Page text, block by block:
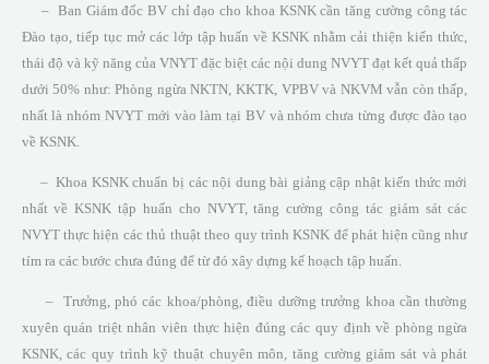
– Ban Giám đốc BV chỉ đạo cho khoa KSNK cần tăng cường công tác
Đào tạo, tiếp tục mở các lớp tập huấn về KSNK nhằm cải thiện kiến thức,
thái độ và kỹ năng của VNYT đặc biệt các nội dung NVYT đạt kết quả thấp
dưới 50% như: Phòng ngừa NKTN, KKTK, VPBV và NKVM vẫn còn thấp,
nhất là nhóm NVYT mới vào làm tại BV và nhóm chưa từng được đào tạo
về KSNK.
– Khoa KSNK chuẩn bị các nội dung bài giảng cập nhật kiến thức mới
nhất về KSNK tập huấn cho NVYT, tăng cường công tác giám sát các
NVYT thực hiện các thủ thuật theo quy trình KSNK để phát hiện cũng như
tím ra các bước chưa đúng để từ đó xây dựng kế hoạch tập huấn.
– Trưởng, phó các khoa/phòng, điều dưỡng trưởng khoa cần thường
xuyên quán triệt nhân viên thực hiện đúng các quy định về phòng ngừa
KSNK, các quy trình kỹ thuật chuyên môn, tăng cường giám sát và phát